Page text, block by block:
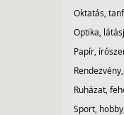
Oktatás,
Optika,
Papír,
Ruházat,
Sport,